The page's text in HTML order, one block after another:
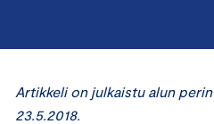
Artikkeli on julkaistu alun perin
23.5.2018.